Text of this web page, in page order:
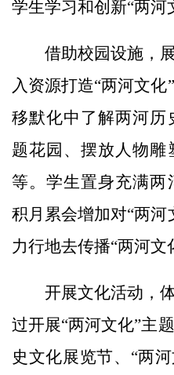
学生学习和创新“两河
借助校园设施，展
入资源打造“两河文
移默化中了解两河历
题花园、摆放人物雕
等。学生置身充满两
积月累会增加对“两河
力行地去传播“两河文
开展文化活动，体
过开展“两河文化”主
史文化展览节、“两